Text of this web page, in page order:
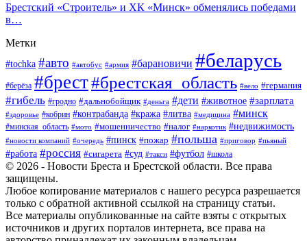
Брестский «Строитель» и ХК «Минск» обменялись победами
в…
Метки
#tochka #авто #автобус #армия #барановичи #беларусь
#берёза #брест#брестская_область #вело #германия
#гибель #гродно #дальнобойщик #деньга #дети #животное #зарплата
#здоровье #кобрин #контрабанда #кража #литва #медицина #минск
#минская_область #мото #мошенничество #налог #наркотик #недвижимость
#новости компаний #очередь #пинск #пожар #польша #приговор #пьяный
#работа #россия #сигарета #суд #такси #футбол #школа
© 2026 - Новости Бреста и Брестской области. Все права
защищены.
Любое копирование материалов с нашего ресурса разрешается
только с обратной активной ссылкой на страницу статьи.
Все материалы опубликованные на сайте взяты с открытых
источников и других порталов интернета, все права на